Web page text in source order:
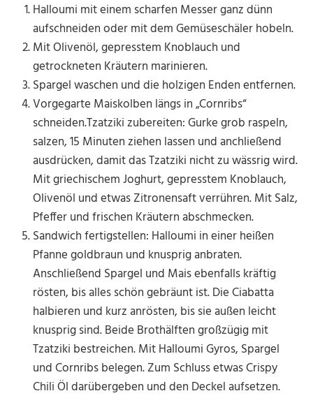
Halloumi mit einem scharfen Messer ganz dünn
aufschneiden oder mit dem Gemüseschäler hobeln.
Mit Olivenöl, gepresstem Knoblauch und
getrockneten Kräutern marinieren.
Spargel waschen und die holzigen Enden entfernen.
Vorgegarte Maiskolben längs in „Cornribs“
schneiden.Tzatziki zubereiten: Gurke grob raspeln,
salzen, 15 Minuten ziehen lassen und anchließend
ausdrücken, damit das Tzatziki nicht zu wässrig wird.
Mit griechischem Joghurt, gepresstem Knoblauch,
Olivenöl und etwas Zitronensaft verrühren. Mit Salz,
Pfeffer und frischen Kräutern abschmecken.
Sandwich fertigstellen: Halloumi in einer heißen
Pfanne goldbraun und knusprig anbraten.
Anschließend Spargel und Mais ebenfalls kräftig
rösten, bis alles schön gebräunt ist. Die Ciabatta
halbieren und kurz anrösten, bis sie außen leicht
knusprig sind. Beide Brothälften großzügig mit
Tzatziki bestreichen. Mit Halloumi Gyros, Spargel
und Cornribs belegen. Zum Schluss etwas Crispy
Chili Öl darübergeben und den Deckel aufsetzen.